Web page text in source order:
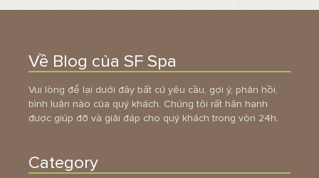
Về Blog của SF Spa
Vui lòng để lại dưới đây bất cứ yêu cầu, gợi ý, phản hồi,
bình luận nào của quý khách. Chúng tôi rất hân hạnh
được giúp đỡ và giải đáp cho quý khách trong vòn 24h.
Category